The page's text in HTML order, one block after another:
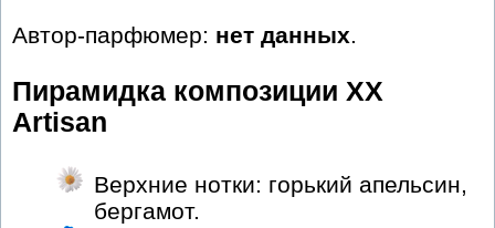
Автор-парфюмер: нет данных.
Пирамидка композиции XX
Artisan
Верхние нотки: горький апельсин,
бергамот.